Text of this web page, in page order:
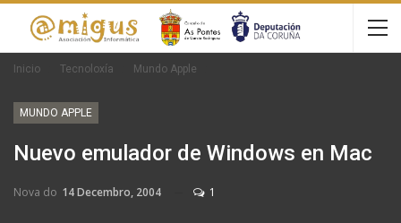
Inicio Tecnoloxía Mundo Apple
MUNDO APPLE
Nuevo emulador de Windows en Mac
Nova do 14 Decembro, 2004 1